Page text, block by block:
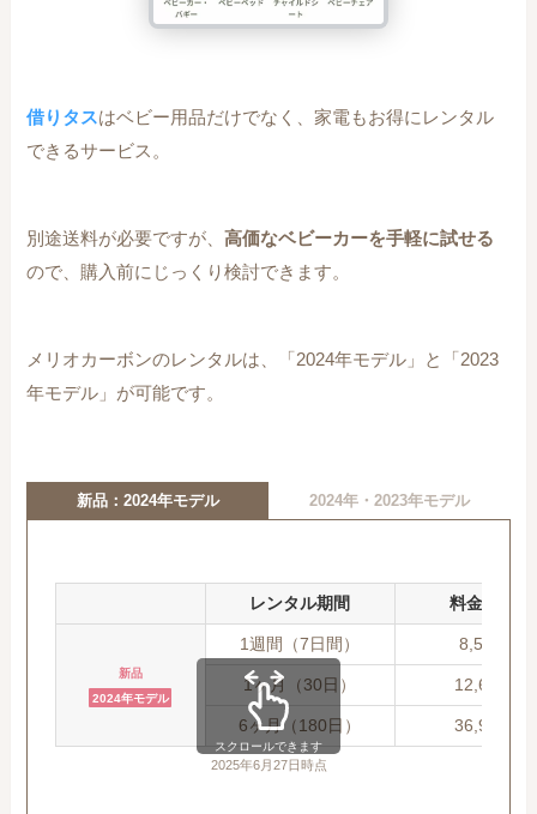
借りタスはベビー用品だけでなく、家電もお得にレンタル
できるサービス。
別途送料が必要ですが、高価なベビーカーを手軽に試せる
ので、購入前にじっくり検討できます。
メリオカーボンのレンタルは、「2024年モデル」と「2023
年モデル」が可能です。
新品：2024年モデル 2024年・2023年モデル
レンタル期間 料金(税込)
新品
2024年モデル
1週間（7日間） 8,580円
1ヶ月（30日） 12,680円
6ヶ月（180日） 36,980円
2025年6月27日時点
スクロールできます